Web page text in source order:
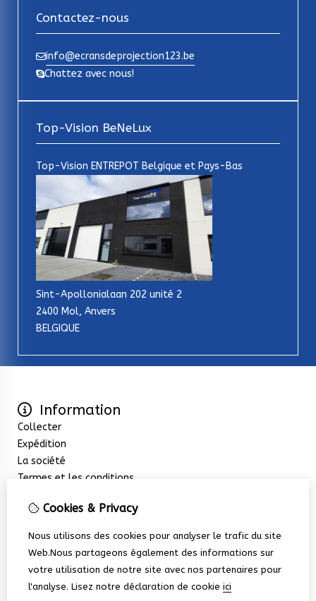
Contactez-nous
info@ecransdeprojection123.be
Chattez avec nous!
Top-Vision BeNeLux
Top-Vision ENTREPOT Belgique et Pays-Bas
Sint-Apollonialaan 202 unité 2
2400 Mol, Anvers
BELGIQUE
Information
Collecter
Expédition
La société
Termes et les conditions
Promotions
Service client
Cookies & Privacy
Nous utilisons des cookies pour analyser le trafic du site
Web.Nous partageons également des informations sur
votre utilisation de notre site avec nos partenaires pour
l'analyse. Lisez notre déclaration de cookie ici